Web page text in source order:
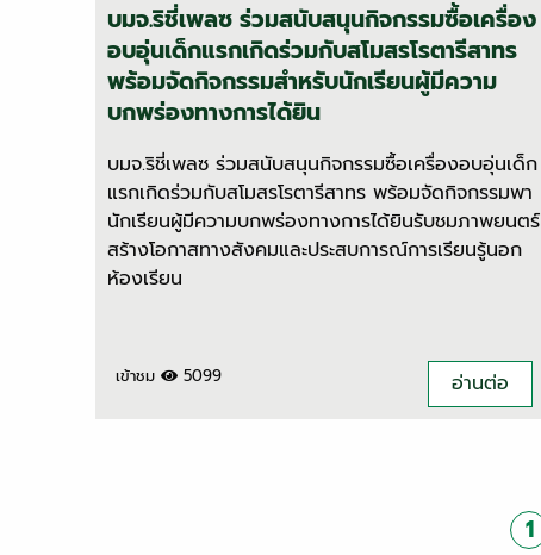
บมจ.ริชี่เพลซ ร่วมสนับสนุนกิจกรรมซื้อเครื่อง
อบอุ่นเด็กแรกเกิดร่วมกับสโมสรโรตารีสาทร
พร้อมจัดกิจกรรมสำหรับนักเรียนผู้มีความ
บกพร่องทางการได้ยิน
บมจ.ริชี่เพลซ ร่วมสนับสนุนกิจกรรมซื้อเครื่องอบอุ่นเด็ก
แรกเกิดร่วมกับสโมสรโรตารีสาทร พร้อมจัดกิจกรรมพา
นักเรียนผู้มีความบกพร่องทางการได้ยินรับชมภาพยนตร์
สร้างโอกาสทางสังคมและประสบการณ์การเรียนรู้นอก
ห้องเรียน
เข้าชม 5099 อ่านต่อ
1